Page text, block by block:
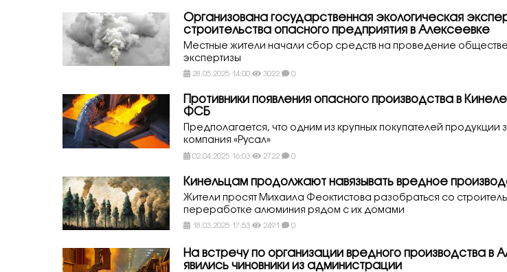
Организована государственная экологическая
строительства опасного предприятия в Алексеевке
Местные жители начали сбор средств на проведение
экспертизы
28.05.2025 14:00 3022 0
Противники появления опасного производства в
ФСБ
Предполагается, что одним из крупных покупателей продукции
компания «Русал»
02.04.2025 16:03 2722 0
Кинельцам продолжают навязывать вредное
Жители просят Михаила Феоктистова разобраться со
переработке алюминия рядом с их домами
18.03.2025 17:53 2491 0
На встречу по организации вредного производства в
явились чиновники из администрации